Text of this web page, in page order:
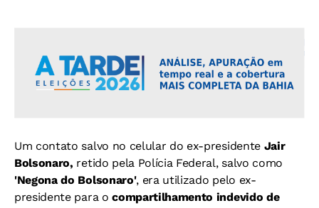
Um contato salvo no celular do ex-presidente Jair
Bolsonaro, retido pela Polícia Federal, salvo como
'Negona do Bolsonaro', era utilizado pelo ex-
presidente para ocompartilhamento indevido de